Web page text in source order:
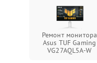
Ремонт монитора
Asus TUF Gaming
VG27AQL5A-W